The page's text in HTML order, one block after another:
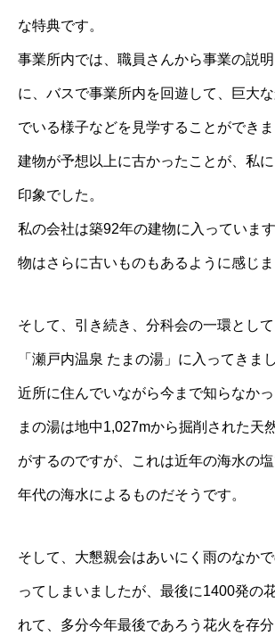
な特典です。
事業所内では、職員さんから事業の説
に、バスで事業所内を回遊して、巨大
でいる様子などを見学することができま
建物が予想以上に古かったことが、私
印象でした。
私の会社は築92年の建物に入っていま
物はさらに古いものもあるように感じま
そして、引き続き、分科会の一環とし
「瀬戸内温泉 たまの湯」に入ってきまし
近所に住んでいながら今まで知らなか
まの湯は地中1,027mから掘削された天
がするのですが、これは近年の海水の
年代の海水によるものだそうです。
そして、大懇親会はあいにく雨のなか
ってしまいましたが、最後に1400発の
れて、多分今年最後であろう花火を存